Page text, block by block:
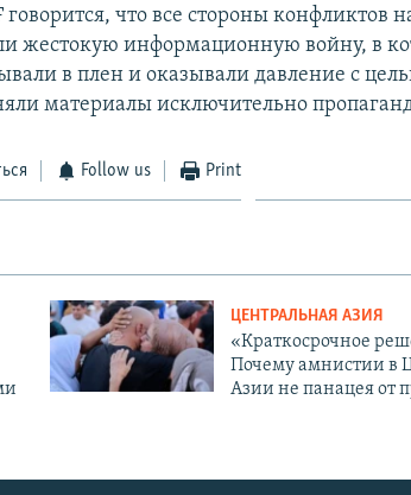
говорится, что все стороны конфликтов
жестокую информационную войну, в
в плен и оказывали давление с
материалы исключительно
Follow us Print
ЦЕНТРАЛЬНАЯ АЗИЯ
«Краткосрочное
Почему амнистии в
Азии не панацея от